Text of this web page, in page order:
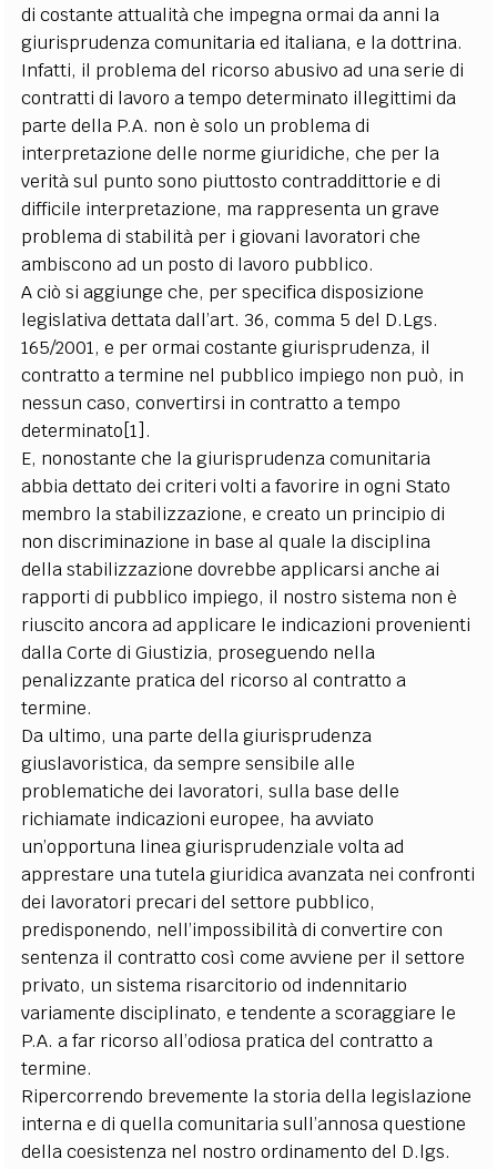
di costante attualità che impegna ormai da anni la
giurisprudenza comunitaria ed italiana, e la dottrina.
Infatti, il problema del ricorso abusivo ad una serie di
contratti di lavoro a tempo determinato illegittimi da
parte della P.A. non è solo un problema di
interpretazione delle norme giuridiche, che per la
verità sul punto sono piuttosto contraddittorie e di
difficile interpretazione, ma rappresenta un grave
problema di stabilità per i giovani lavoratori che
ambiscono ad un posto di lavoro pubblico.
A ciò si aggiunge che, per specifica disposizione
legislativa dettata dall’art. 36, comma 5 del D.Lgs.
165/2001, e per ormai costante giurisprudenza, il
contratto a termine nel pubblico impiego non può, in
nessun caso, convertirsi in contratto a tempo
determinato[1].
E, nonostante che la giurisprudenza comunitaria
abbia dettato dei criteri volti a favorire in ogni Stato
membro la stabilizzazione, e creato un principio di
non discriminazione in base al quale la disciplina
della stabilizzazione dovrebbe applicarsi anche ai
rapporti di pubblico impiego, il nostro sistema non è
riuscito ancora ad applicare le indicazioni provenienti
dalla Corte di Giustizia, proseguendo nella
penalizzante pratica del ricorso al contratto a
termine.
Da ultimo, una parte della giurisprudenza
giuslavoristica, da sempre sensibile alle
problematiche dei lavoratori, sulla base delle
richiamate indicazioni europee, ha avviato
un’opportuna linea giurisprudenziale volta ad
apprestare una tutela giuridica avanzata nei confronti
dei lavoratori precari del settore pubblico,
predisponendo, nell’impossibilità di convertire con
sentenza il contratto così come avviene per il settore
privato, un sistema risarcitorio od indennitario
variamente disciplinato, e tendente a scoraggiare le
P.A. a far ricorso all’odiosa pratica del contratto a
termine.
Ripercorrendo brevemente la storia della legislazione
interna e di quella comunitaria sull’annosa questione
della coesistenza nel nostro ordinamento del D.lgs.